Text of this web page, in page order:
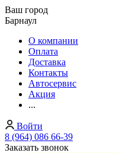
Ваш город
Барнаул
О компании
Оплата
Доставка
Контакты
Автосервис
Акция
...
Войти
8 (964) 086 66-39
Заказать звонок